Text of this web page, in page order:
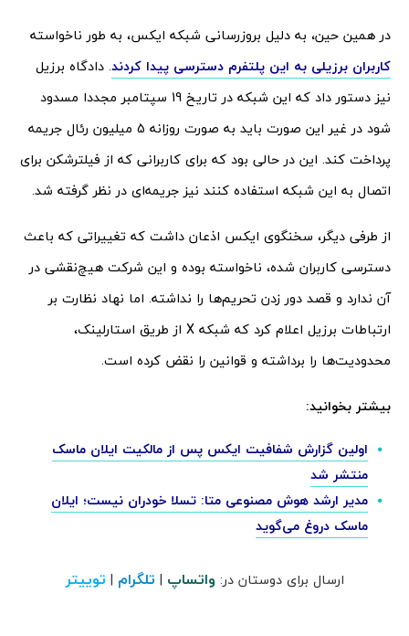
در همین حین، به دلیل بروزرسانی شبکه ایکس، به طور ناخواسته
کاربران برزیلی به این پلتفرم دسترسی پیدا کردند. دادگاه برزیل
نیز دستور داد که این شبکه در تاریخ 19 سپتامبر مجددا مسدود
شود در غیر این صورت باید به صورت روزانه 5 میلیون رئال جریمه
پرداخت کند. این در حالی بود که برای کاربرانی که از فیلترشکن برای
اتصال به این شبکه استفاده کنند نیز جریمه‌ای در نظر گرفته شد.
از طرفی دیگر، سخنگوی ایکس اذعان داشت که تغییراتی که باعث
دسترسی کاربران شده، ناخواسته بوده و این شرکت هیچ‌نقشی در
آن ندارد و قصد دور زدن تحریم‌ها را نداشته. اما نهاد نظارت بر
ارتباطات برزیل اعلام کرد که شبکه X از طریق استارلینک،
محدودیت‌ها را برداشته و قوانین را نقض کرده است.
بیشتر بخوانید:
اولین گزارش شفافیت ایکس پس از مالکیت ایلان ماسک
منتشر شد
مدیر ارشد هوش مصنوعی متا: تسلا خودران نیست؛ ایلان
ماسک دروغ می‌گوید
ارسال برای دوستان در: واتساپ | تلگرام | توییتر